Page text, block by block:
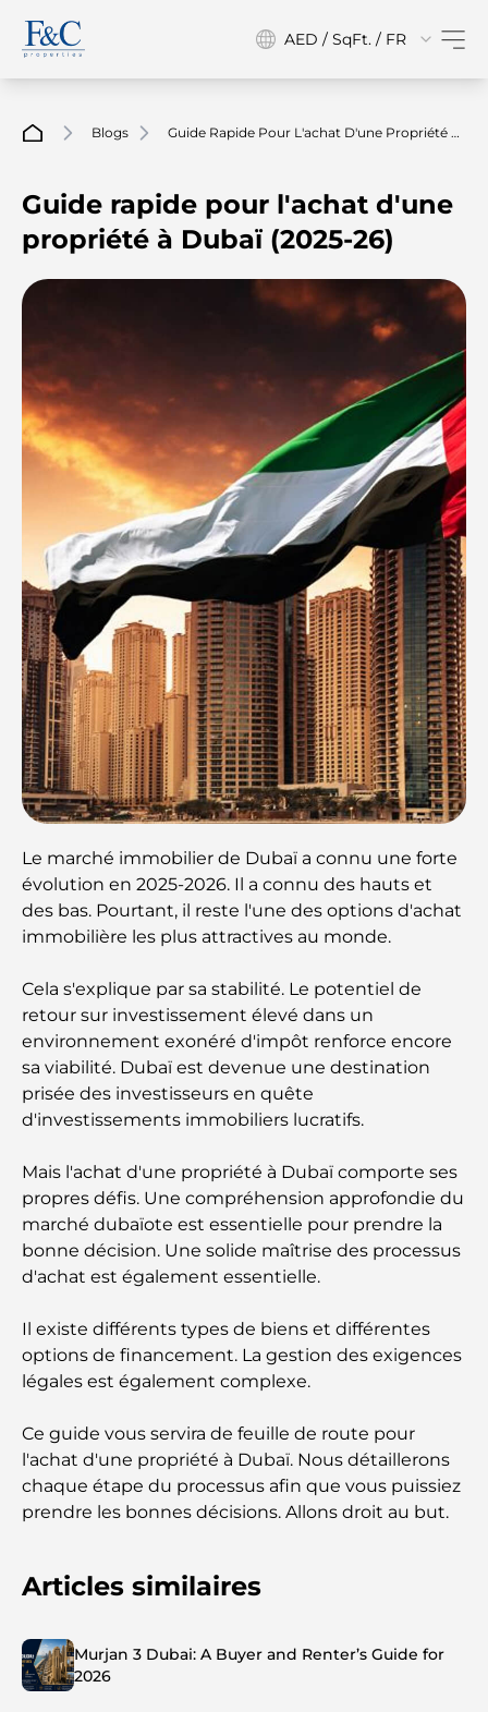
AED / SqFt. / FR
Blogs
Guide Rapide Pour L'achat D'une Propriété À
Guide rapide pour l'achat d'une
propriété à Dubaï (2025-26)
Le marché immobilier de Dubaï a connu une forte
évolution en 2025-2026. Il a connu des hauts et
des bas. Pourtant, il reste l'une des options d'achat
immobilière les plus attractives au monde.
Cela s'explique par sa stabilité. Le potentiel de
retour sur investissement élevé dans un
environnement exonéré d'impôt renforce encore
sa viabilité. Dubaï est devenue une destination
prisée des investisseurs en quête
d'investissements immobiliers lucratifs.
Mais l'achat d'une propriété à Dubaï comporte ses
propres défis. Une compréhension approfondie du
marché dubaïote est essentielle pour prendre la
bonne décision. Une solide maîtrise des processus
d'achat est également essentielle.
Il existe différents types de biens et différentes
options de financement. La gestion des exigences
légales est également complexe.
Ce guide vous servira de feuille de route pour
l'achat d'une propriété à Dubaï. Nous détaillerons
chaque étape du processus afin que vous puissiez
prendre les bonnes décisions. Allons droit au but.
Articles similaires
Murjan 3 Dubai: A Buyer and Renter’s Guide for
2026